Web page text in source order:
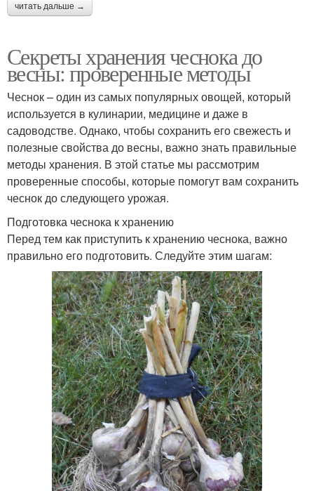
читать дальше →
Секреты хранения чеснока до
весны: проверенные методы
Чеснок – один из самых популярных овощей, который
используется в кулинарии, медицине и даже в
садоводстве. Однако, чтобы сохранить его свежесть и
полезные свойства до весны, важно знать правильные
методы хранения. В этой статье мы рассмотрим
проверенные способы, которые помогут вам сохранить
чеснок до следующего урожая.
Подготовка чеснока к хранению
Перед тем как приступить к хранению чеснока, важно
правильно его подготовить. Следуйте этим шагам: